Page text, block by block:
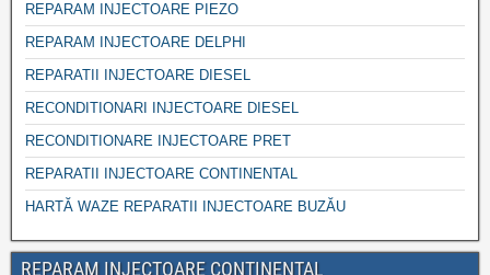
REPARAM INJECTOARE PIEZO
REPARAM INJECTOARE DELPHI
REPARATII INJECTOARE DIESEL
RECONDITIONARI INJECTOARE DIESEL
RECONDITIONARE INJECTOARE PRET
REPARATII INJECTOARE CONTINENTAL
HARTĂ WAZE REPARATII INJECTOARE BUZĂU
REPARAM INJECTOARE CONTINENTAL